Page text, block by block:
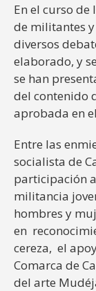
En el curso
de militantes
diversos
elaborado, y
se han
del contenido
aprobada en
Entre las
socialista de
participación
militancia
hombres y
en
cereza, el
Comarca de
del arte